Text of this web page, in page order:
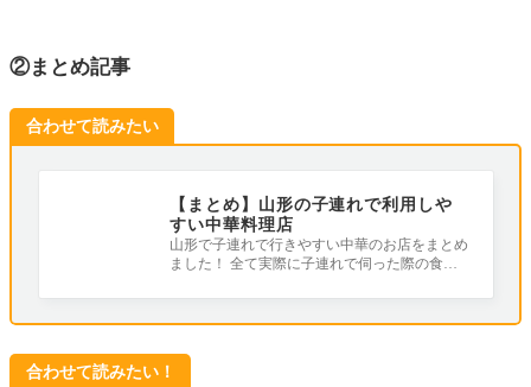
②まとめ記事
合わせて読みたい
【まとめ】山形の子連れで利用しや
すい中華料理店
山形で子連れで行きやすい中華のお店をまとめ
ました！ 全て実際に子連れで伺った際の食レ
合わせて読みたい！